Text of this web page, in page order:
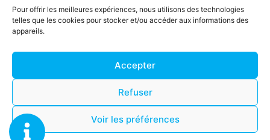
Pour offrir les meilleures expériences, nous utilisons des technologies
telles que les cookies pour stocker et/ou accéder aux informations des
appareils.
Accepter
Refuser
Voir les préférences
Menu
Chambre Funéraire
Ambulances et VSL
Mentions légales
Plan du site